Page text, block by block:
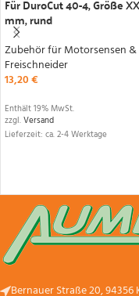
Für DuroCut 40-4, Größe
mm, rund
Zubehör für Motorsensen &
Freischneider
13,20€
Enthält 19% MwSt.
zzgl.Versand
Lieferzeit: ca. 2-4 Werktage
Bernauer Straße 20,